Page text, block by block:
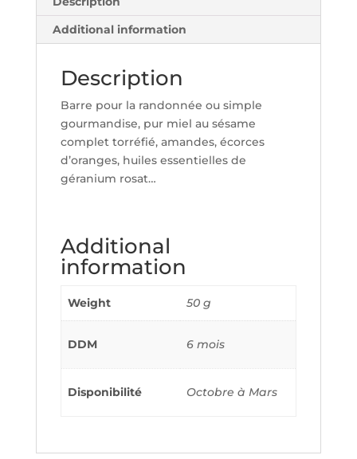
Additional information
Description
Barre pour la randonnée ou simple
gourmandise, pur miel au sésame
complet torréfié, amandes, écorces
d’oranges, huiles essentielles de
géranium rosat…
Additional
information
Weight 50 g
DDM 6 mois
Disponibilité Octobre à Mars